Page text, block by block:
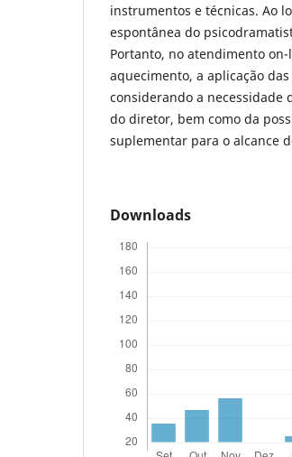
instrumentos e técnicas. Ao
espontânea do
Portanto, no atendimento
aquecimento, a aplicação
considerando a necessidade
do diretor, bem como da
suplementar para o alcance
Downloads